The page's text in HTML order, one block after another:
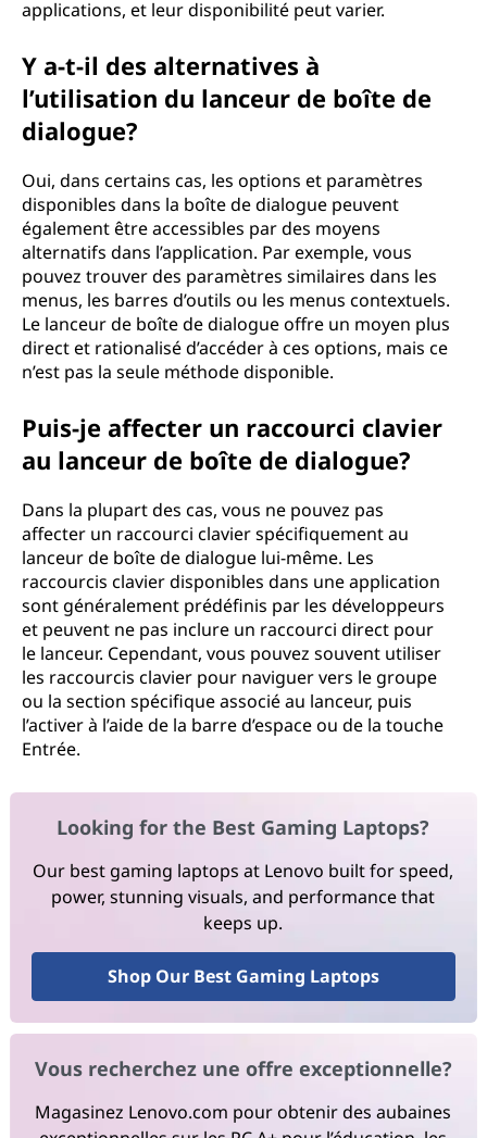
applications, et leur disponibilité peut varier.
Y a-t-il des alternatives à
l’utilisation du lanceur de boîte de
dialogue?
Oui, dans certains cas, les options et paramètres
disponibles dans la boîte de dialogue peuvent
également être accessibles par des moyens
alternatifs dans l’application. Par exemple, vous
pouvez trouver des paramètres similaires dans les
menus, les barres d’outils ou les menus contextuels.
Le lanceur de boîte de dialogue offre un moyen plus
direct et rationalisé d’accéder à ces options, mais ce
n’est pas la seule méthode disponible.
Puis-je affecter un raccourci clavier
au lanceur de boîte de dialogue?
Dans la plupart des cas, vous ne pouvez pas
affecter un raccourci clavier spécifiquement au
lanceur de boîte de dialogue lui-même. Les
raccourcis clavier disponibles dans une application
sont généralement prédéfinis par les développeurs
et peuvent ne pas inclure un raccourci direct pour
le lanceur. Cependant, vous pouvez souvent utiliser
les raccourcis clavier pour naviguer vers le groupe
ou la section spécifique associé au lanceur, puis
l’activer à l’aide de la barre d’espace ou de la touche
Entrée.
Looking for the Best Gaming Laptops?
Our best gaming laptops at Lenovo built for speed,
power, stunning visuals, and performance that
keeps up.
Shop Our Best Gaming Laptops
Vous recherchez une offre exceptionnelle?
Magasinez Lenovo.com pour obtenir des aubaines